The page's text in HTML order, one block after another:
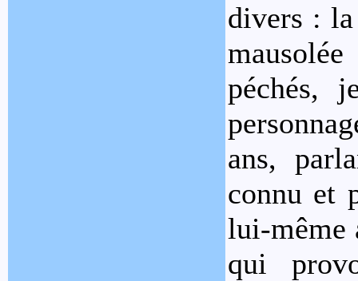
divers :
péchés,
ans,
connu et
lui-même
qui